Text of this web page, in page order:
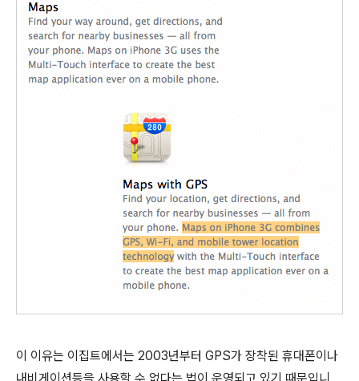
이 이유는 이집트에서는 2003년부터 GPS가 장착된 휴대폰이나